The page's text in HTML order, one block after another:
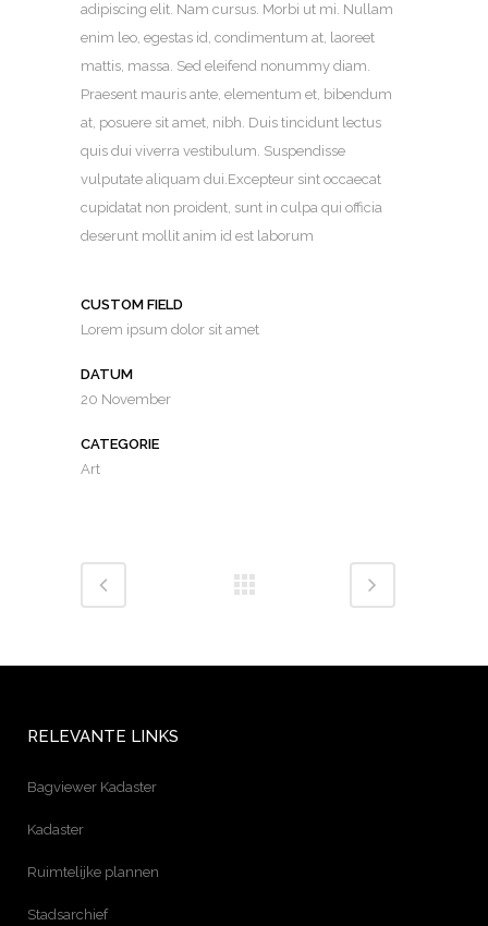
adipiscing elit. Nam cursus. Morbi ut mi. Nullam
enim leo, egestas id, condimentum at, laoreet
mattis, massa. Sed eleifend nonummy diam.
Praesent mauris ante, elementum et, bibendum
at, posuere sit amet, nibh. Duis tincidunt lectus
quis dui viverra vestibulum. Suspendisse
vulputate aliquam dui.Excepteur sint occaecat
cupidatat non proident, sunt in culpa qui officia
deserunt mollit anim id est laborum
CUSTOM FIELD
Lorem ipsum dolor sit amet
DATUM
20 November
CATEGORIE
Art
RELEVANTE LINKS
Bagviewer Kadaster
Kadaster
Ruimtelijke plannen
Stadsarchief